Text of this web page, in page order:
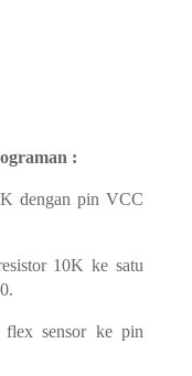
:
dengan pin VCC
10K ke satu
sensor ke pin